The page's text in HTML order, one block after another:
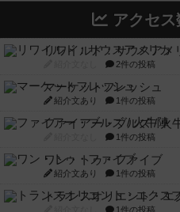
アクセ
リワイルド：サウスアメ
2件の投稿
マーケットフレッシュ
紹介文あり 1件の投稿
ファイアー・ブルズ / 火
1件の投稿
ワン・トゥ・ファイブ
紹介文あり 1件の投稿
トランスオリエント・エ
1件の投稿